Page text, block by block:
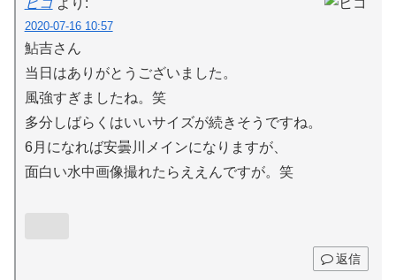
ヒコ より:
2020-07-16 10:57
鮎吉さん
当日はありがとうございました。
風強すぎましたね。笑
多分しばらくはいいサイズが続きそうですね。
6月になれば安曇川メインになりますが、
面白い水中画像撮れたらええんですが。笑
返信